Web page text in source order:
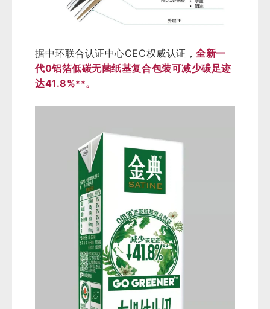
据中环联合认证中心CEC权威认证，全新一
代0铝箔低碳无菌纸基复合包装可减少碳足迹
达41.8%**。